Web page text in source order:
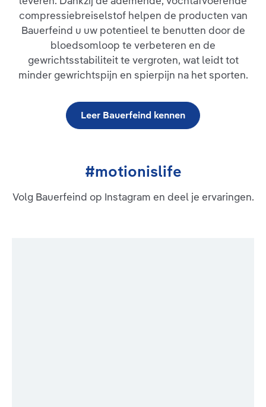
Geïntegreerde drukpunten van de pelotte werken met hun
speciaal beweeglijke massagenoppen verlichtend op
bijzonder pijnlijke zones. Aan de zijkanten van de kniebandage
zorgen twee flexibele kunststofstaven ervoor dat GenuTrain
altijd perfect zit en tijdens beweging niet verschuift. Boven en
onder maken ingewerkte grijpzones het aan- en uittrekken
makkelijker. Het anatomisch gevormde, ademende en
huidvriendelijke Train-breiwerk biedt hoog draagcomfort.
aanhechtingsligamentose, meniscopathie, chronische,
posttraumatische of postoperatieve
irritatietoestandenRecidiverende gewrichtseffusieGonartrose /
compressiebreiselstof helpen de producten van
Bauerfeind u uw potentieel te benutten door de
bloedsomloop te verbeteren en de
gewrichtsstabiliteit te vergroten, wat leidt tot
minder gewrichtspijn en spierpijn na het sporten.
Leer Bauerfeind kennen
#motionislife
Volg Bauerfeind op Instagram en deel je ervaringen.